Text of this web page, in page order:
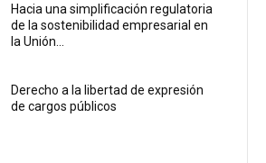
Hacia una simplificación regulatoria
de la sostenibilidad empresarial en
la Unión...
Derecho a la libertad de expresión
de cargos públicos